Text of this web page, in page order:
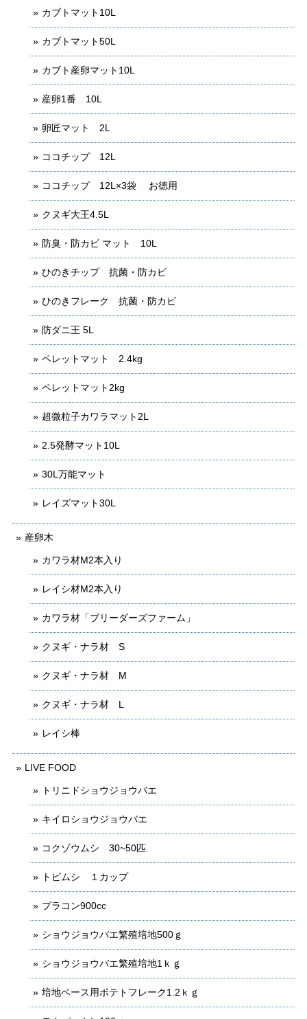
カブトマット10L
カブトマット50L
カブト産卵マット10L
産卵1番 10L
卵匠マット 2L
ココチップ 12L
ココチップ 12L×3袋 お徳用
クヌギ大王4.5L
防臭・防カビ マット 10L
ひのきチップ 抗菌・防カビ
ひのきフレーク 抗菌・防カビ
防ダニ王 5L
ペレットマット 2.4kg
ペレットマット2kg
超微粒子カワラマット2L
2.5発酵マット10L
30L万能マット
レイズマット30L
産卵木
カワラ材M2本入り
レイシ材M2本入り
カワラ材「ブリーダーズファーム」
クヌギ・ナラ材 S
クヌギ・ナラ材 M
クヌギ・ナラ材 L
レイシ棒
LIVE FOOD
トリニドショウジョウバエ
キイロショウジョウバエ
コクゾウムシ 30~50匹
トビムシ １カップ
プラコン900cc
ショウジョウバエ繁殖培地500ｇ
ショウジョウバエ繁殖培地1ｋｇ
培地ベース用ポテトフレーク1.2ｋｇ